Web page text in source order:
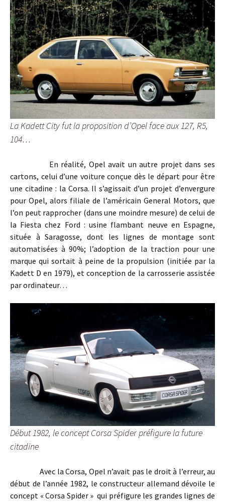
La Kadett City fut la proposition d’Opel face aux 127, R5,
104…
En réalité, Opel avait un autre projet dans ses
cartons, celui d’une voiture conçue dès le départ pour être
une citadine : la Corsa. Il s’agissait d’un projet d’envergure
pour Opel, alors filiale de l’américain General Motors, que
l’on peut rapprocher (dans une moindre mesure) de celui de
la Fiesta chez Ford : usine flambant neuve en Espagne,
située à Saragosse, dont les lignes de montage sont
automatisées à 90%; l’adoption de la traction pour une
marque qui sortait à peine de la propulsion (initiée par la
Kadett D en 1979), et conception de la carrosserie assistée
par ordinateur…
Début 1982, le concept Corsa Spider préfigure la future
citadine
Avec la Corsa, Opel n’avait pas le droit à l’erreur, au
début de l’année 1982, le constructeur allemand dévoile le
concept « Corsa Spider » qui préfigure les grandes lignes de